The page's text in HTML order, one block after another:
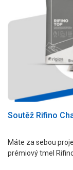
Soutěž Rifino
Máte za sebou
prémiový tmel